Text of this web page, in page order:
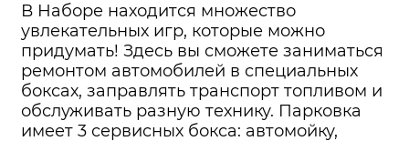
В Наборе находится множество
увлекательных игр, которые можно
придумать! Здесь вы сможете заниматься
ремонтом автомобилей в специальных
боксах, заправлять транспорт топливом и
обслуживать разную технику. Парковка
имеет 3 сервисных бокса: автомойку,